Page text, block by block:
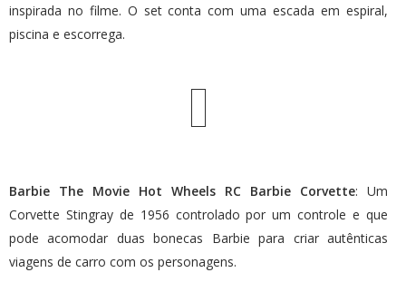
inspirada no filme. O set conta com uma escada em espiral,
piscina e escorrega.
Barbie The Movie Hot Wheels RC Barbie Corvette: Um
Corvette Stingray de 1956 controlado por um controle e que
pode acomodar duas bonecas Barbie para criar autênticas
viagens de carro com os personagens.